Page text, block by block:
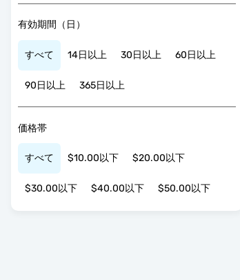
有効期間（日）
すべて 14日以上 30日以上 60日以上
90日以上 365日以上
価格帯
すべて $10.00以下 $20.00以下
$30.00以下 $40.00以下 $50.00以下